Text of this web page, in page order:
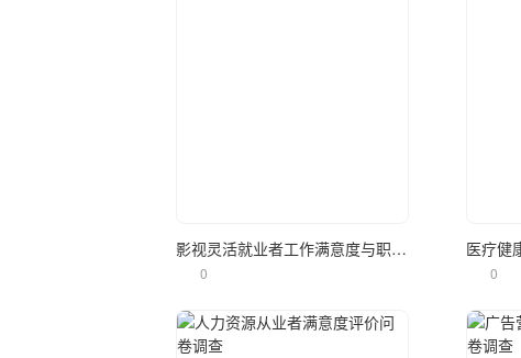
影视灵活就业者工作满意度与职业发展意愿调查
0 0